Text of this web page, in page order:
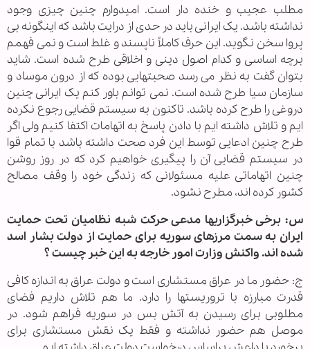
مطلب عجیب و خنده دار است. امیدوارم چنین چیزی وجود
نداشته باشد. یک ایرانی باید در حدی از درایت باشد که اینگونه بی
پروا سخن نگوید. این حرف کاملاً ناپسند و غلط است و نمی فهمم
برچه اساسی و کدام اصول دینی و اخلاقی طرح شده است. شاید
بتوان گفت به نظر می رسد صحبتهایی بوده که از درون موساد و
سازمان سیا طرح شده است. نمی توانم باور کنم یک ایرانی چنین
دروغی را طرح کرده باشد. تاکنون به سیستم قضایی رجوع نکرده
ایم و تلاش داشته ایم با دادن پاسخ به اتهامات اکتفا کنیم ولی اگر
طرح چنین ادعایی توسط این فرد صحت داشته باشد با تمام قوا
در سیستم قضایی آن را پیگیری خواهیم کرد که در روز روشن
چنین اتهاماتی علیه مسئولانی که زندگی خود را وقف مصالح
کشور کرده اند، مطرح نشود.
س: برخی خبرگزاریها مدعی حرکت شبه نظامیان تحت حمایت
ایران به سمت مرزهای سوریه برای حمایت از دولت بشار اسد
شده اند. واکنش وزارت امور خارجه به این خبر چیست ؟
ج: حضور ما در عراق مستشاری است و دولت عراق به اندازه کافی
قدرت مبارزه با تروریستها را دارد. ما هم تلاش داریم فضای
مطلوبی برای رسیدن به آتش بس در سوریه فراهم شود. در
موصل هم حضور نداشته و فقط یک نقش مستشاری برای